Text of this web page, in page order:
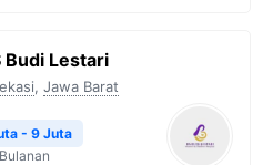
Budi Lestari
, Jawa Barat
- 9 Juta
Bulanan